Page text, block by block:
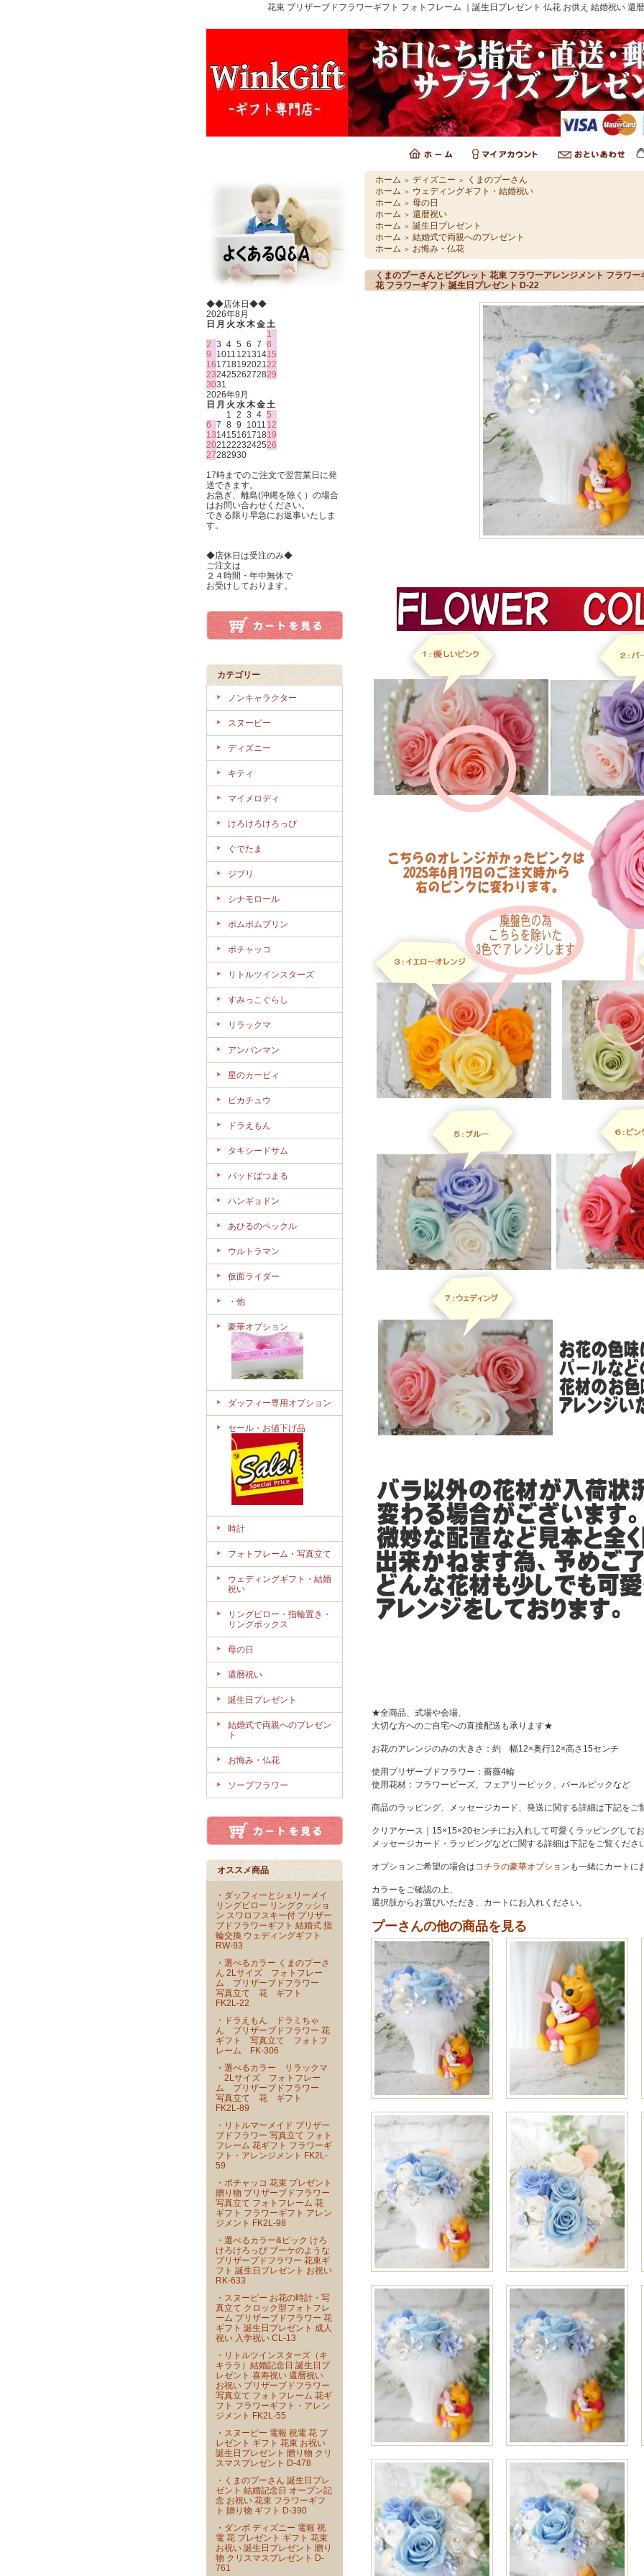
花束 プリザーブドフラワーギフト フォトフレーム ｜誕生日プレゼント 仏花 お供え 結婚祝い 還
◆◆店休日◆◆
2026年8月
日 月 火 水木金土
1
2 3 4 5 6 7 8
9
1011 12131415
16171819202122
23242526272829
3031
2026年9月
日 月 火 水木金土
1 2 3 4 5
6 7 8 9 1011 12
13141516171819
20212223242526
27282930
17時までのご注文で翌営業日に発
送できます。
お急ぎ、離島(沖縄を除く）の場合
はお問い合わせください。
できる限り早急にお返事いたしま
す。
◆店休日は受注のみ◆
ご注文は
２４時間・年中無休で
お受けしております。
カテゴリー
ノンキャラクター
スヌーピー
ディズニー
キティ
マイメロディ
けろけろけろっぴ
ぐでたま
ジブリ
シナモロール
ポムポムプリン
ポチャッコ
リトルツインスターズ
すみっこぐらし
リラックマ
アンパンマン
星のカービィ
ピカチュウ
ドラえもん
タキシードサム
バッドばつまる
ハンギョドン
あひるのペックル
ウルトラマン
仮面ライダー
・他
豪華オプション
ダッフィー専用オプション
セール・お値下げ品
時計
フォトフレーム・写真立て
ウェディングギフト・結婚
祝い
リングピロー・指輪置き・
リングボックス
母の日
還暦祝い
誕生日プレゼント
結婚式で両親へのプレゼン
ト
お悔み・仏花
ソープフラワー
オススメ商品
・ダッフィーとシェリーメイ
リングピロー リングクッショ
ン スワロフスキー付 プリザー
ブドフラワーギフト 結婚式 指
輪交換 ウェディングギフト
RW-93
・選べるカラー くまのプーさ
ん 2Lサイズ フォトフレー
ム プリザーブドフラワー
写真立て 花 ギフト
FK2L-22
・ドラえもん ドラミちゃ
ん プリザーブドフラワー 花
ギフト 写真立て フォトフ
レーム FK-306
・選べるカラー リラックマ
2Lサイズ フォトフレー
ム プリザーブドフラワー
写真立て 花 ギフト
FK2L-89
・リトルマーメイド プリザー
ブドフラワー 写真立て フォト
フレーム 花ギフト フラワーギ
フト・アレンジメント FK2L-
59
・ポチャッコ 花束 プレゼント
贈り物 プリザーブドフラワー
写真立て フォトフレーム 花
ギフト フラワーギフト アレン
ジメント FK2L-98
・選べるカラー&ピック けろ
けろけろっぴ ブーケのような
プリザーブドフラワー 花束ギ
フト 誕生日プレゼント お祝い
RK-633
・スヌーピー お花の時計・写
真立て クロック型フォトフレ
ーム プリザーブドフラワー 花
ギフト 誕生日プレゼント 成人
祝い 入学祝い CL-13
・リトルツインスターズ（キ
キララ）結婚記念日 誕生日プ
レゼント 喜寿祝い 還暦祝い
お祝い プリザーブドフラワー
写真立て フォトフレーム 花ギ
フト フラワーギフト・アレン
ジメント FK2L-55
・スヌーピー 電報 祝電 花 プ
レゼント ギフト 花束 お祝い
誕生日プレゼント 贈り物 クリ
スマスプレゼント D-478
・くまのプーさん 誕生日プレ
ゼント 結婚記念日 オープン記
念 お祝い 花束 フラワーギフ
ト 贈り物 ギフト D-390
・ダンボ ディズニー 電報 祝
電 花 プレゼント ギフト 花束
お祝い 誕生日プレゼント 贈り
物 クリスマスプレゼント D-
761
ホーム ＞ ディズニー ＞
くまのプーさん
ホーム ＞ ウェディングギフト・結婚祝い
ホーム ＞ 母の日
ホーム ＞ 還暦祝い
ホーム ＞ 誕生日プレゼント
ホーム ＞ 結婚式で両親へのプレゼント
ホーム ＞ お悔み・仏花
くまのプーさんとピグレット 花束 フラワーアレンジメント フラワ
花 フラワーギフト 誕生日プレゼント D-22
★全商品、式場や会場、
大切な方へのご自宅への直接配送も承ります★
お花のアレンジのみの大きさ：約 幅12×奥行12×高さ15センチ
使用プリザーブドフラワー：薔薇4輪
使用花材：フラワービーズ、フェアリーピック、パールピックなど
商品のラッピング、メッセージカード、発送に関する詳細は下記をご
クリアケース｜15×15×20センチにお入れして可愛くラッピングしてお
メッセージカード・ラッピングなどに関する詳細は下記をご覧くださ
オプションご希望の場合はコチラの豪華オプション も一緒にカートに
カラーをご確認の上、
選択肢からお選びいただき、カートにお入れください。
プーさんの他の商品を見る